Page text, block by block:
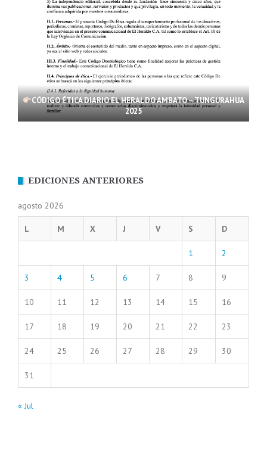
CÓDIGO ÉTICA DIARIO EL HERALDO AMBATO – TUNGURAHUA
2025
EDICIONES ANTERIORES
agosto 2026
L M X J V S D
1 2
3 4 5 6 7 8 9
10 11 12 13 14 15 16
17 18 19 20 21 22 23
24 25 26 27 28 29 30
31
« Jul